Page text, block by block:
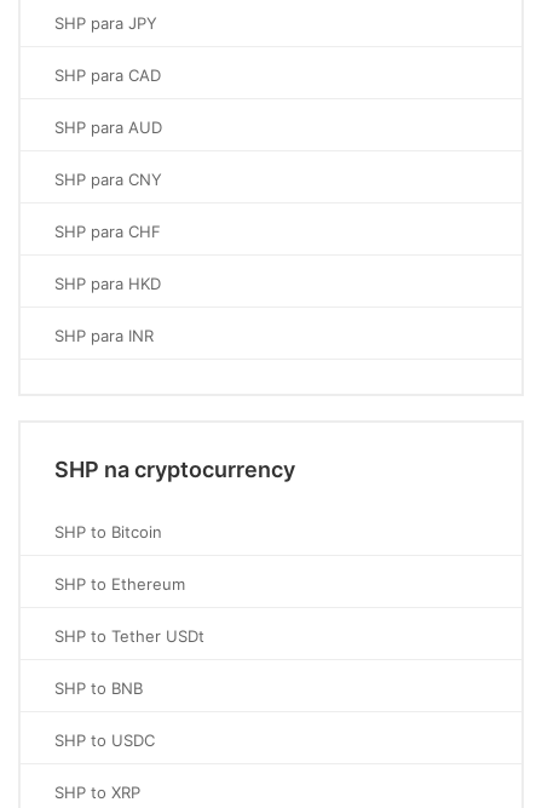
SHP para JPY
SHP para CAD
SHP para AUD
SHP para CNY
SHP para CHF
SHP para HKD
SHP para INR
SHP na cryptocurrency
SHP to Bitcoin
SHP to Ethereum
SHP to Tether USDt
SHP to BNB
SHP to USDC
SHP to XRP